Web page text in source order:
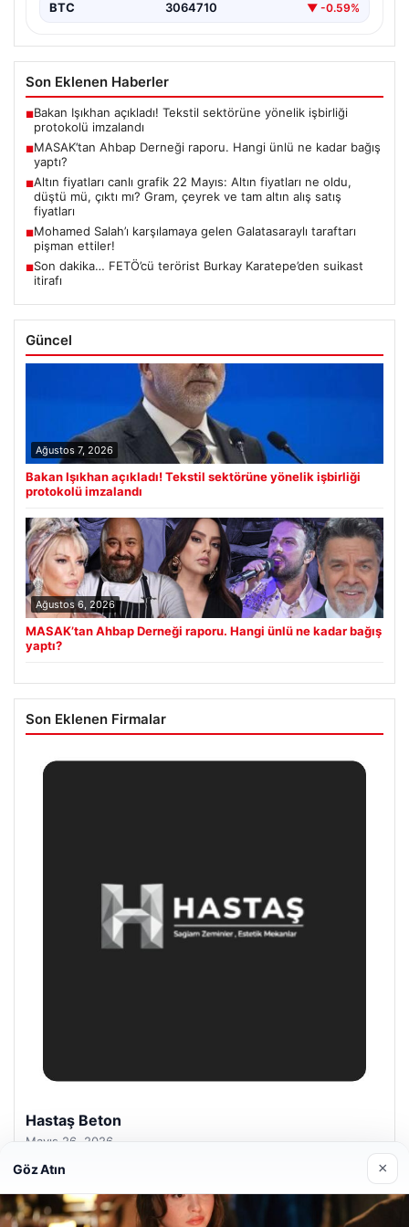
BTC 3064710 ▼ -0.59%
Son Eklenen Haberler
■Bakan Işıkhan açıkladı! Tekstil sektörüne yönelik işbirliği
protokolü imzalandı
■MASAK’tan Ahbap Derneği raporu. Hangi ünlü ne kadar bağış
yaptı?
■Altın fiyatları canlı grafik 22 Mayıs: Altın fiyatları ne oldu,
düştü mü, çıktı mı? Gram, çeyrek ve tam altın alış satış
fiyatları
■Mohamed Salah’ı karşılamaya gelen Galatasaraylı taraftarı
pişman ettiler!
■Son dakika… FETÖ’cü terörist Burkay Karatepe’den suikast
itirafı
Güncel
Ağustos 7, 2026
Bakan Işıkhan açıkladı! Tekstil sektörüne yönelik işbirliği
protokolü imzalandı
Ağustos 6, 2026
MASAK’tan Ahbap Derneği raporu. Hangi ünlü ne kadar bağış
yaptı?
Son Eklenen Firmalar
Prenses Night Club
Nisan 29, 2026
Göz Atın ×